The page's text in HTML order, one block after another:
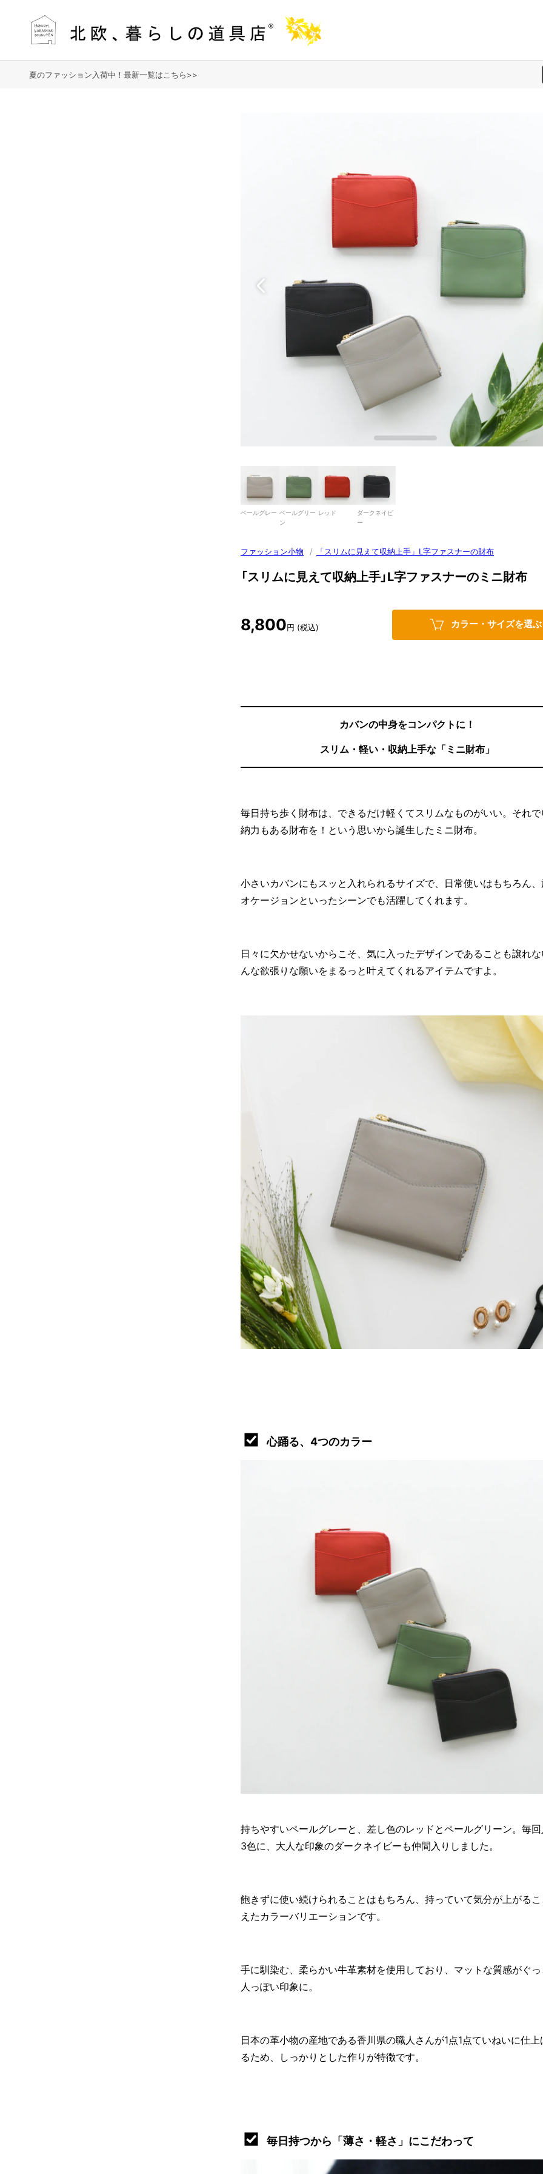
夏のファッション入荷中！最新一覧はこちら>>
ペールグレー ペールグリー
ン
レッド
ダークネイビ
ー
ファッション小物 / 「スリムに見えて収納上手」L字ファスナーの財布
「スリムに見えて収納上手」L字ファスナーのミニ財布
8,800円 (税込) カラー・サイズを選ぶ
カバンの中身をコンパクトに！
スリム・軽い・収納上手な「ミニ財布」
毎日持ち歩く財布は、できるだけ軽くてスリムなものがいい。それ
納力もある財布を！という思いから誕生したミニ財布。
小さいカバンにもスッと入れられるサイズで、日常使いはもちろん
オケージョンといったシーンでも活躍してくれます。
日々に欠かせないからこそ、気に入ったデザインであることも譲れ
んな欲張りな願いをまるっと叶えてくれるアイテムですよ。
心踊る、4つのカラー
持ちやすいペールグレーと、差し色のレッドとペールグリーン。毎
3色に、大人な印象のダークネイビーも仲間入りしました。
飽きずに使い続けられることはもちろん、持っていて気分が上がる
えたカラーバリエーションです。
手に馴染む、柔らかい牛革素材を使用しており、マットな質感がぐ
人っぽい印象に。
日本の革小物の産地である香川県の職人さんが1点1点ていねいに仕上
るため、しっかりとした作りが特徴です。
毎日持つから「薄さ・軽さ」にこだわって